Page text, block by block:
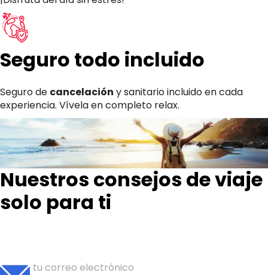
Seguro todo incluido
Seguro de cancelación y sanitario incluido en cada
experiencia. Vívela en completo relax.
Nuestros consejos de viaje
solo para ti